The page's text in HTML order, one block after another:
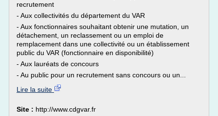
recrutement
- Aux collectivités du département du VAR
- Aux fonctionnaires souhaitant obtenir une mutation, un
détachement, un reclassement ou un emploi de
remplacement dans une collectivité ou un établissement
public du VAR (fonctionnaire en disponibilité)
- Aux lauréats de concours
- Au public pour un recrutement sans concours ou un...
Lire la suite
Site : http://www.cdgvar.fr